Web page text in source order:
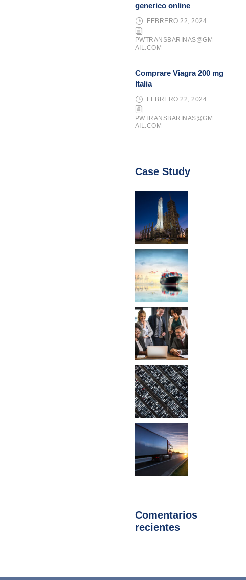
generico online
FEBRERO 22, 2024
PWTRANSBARINAS@GM
AIL.COM
Comprare Viagra 200 mg
Italia
FEBRERO 22, 2024
PWTRANSBARINAS@GM
AIL.COM
Case Study
Comentarios
recientes